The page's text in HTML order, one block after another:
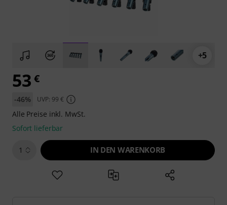
+5
53 €
-46% UVP: 99 €
Alle Preise inkl. MwSt.
Sofort lieferbar
1 IN DEN WARENKORB